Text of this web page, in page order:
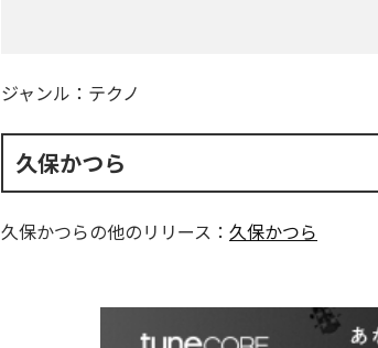
ジャンル： テクノ
久保かつら
久保かつらの他のリリース： 久保かつら